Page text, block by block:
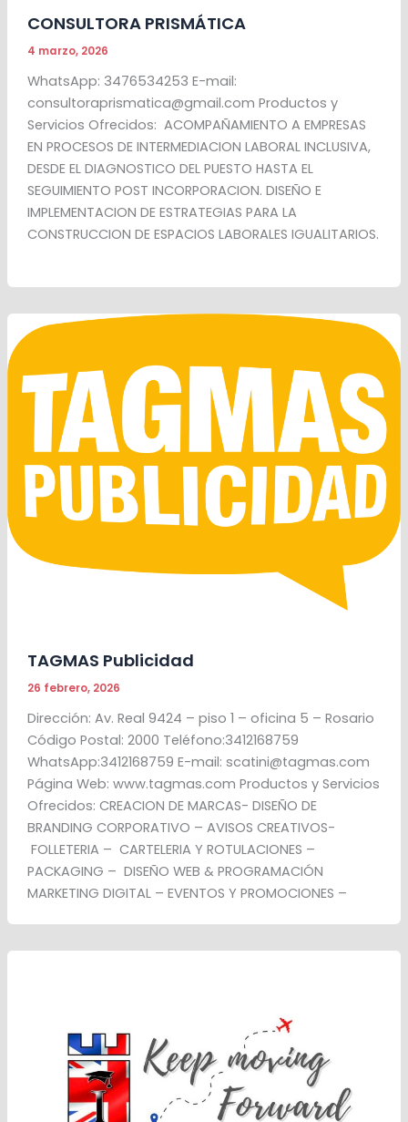
CONSULTORA PRISMÁTICA
4 marzo, 2026
WhatsApp: 3476534253 E-mail:
consultoraprismatica@gmail.com Productos y
Servicios Ofrecidos: ACOMPAÑAMIENTO A EMPRESAS
EN PROCESOS DE INTERMEDIACION LABORAL INCLUSIVA,
DESDE EL DIAGNOSTICO DEL PUESTO HASTA EL
SEGUIMIENTO POST INCORPORACION. DISEÑO E
IMPLEMENTACION DE ESTRATEGIAS PARA LA
CONSTRUCCION DE ESPACIOS LABORALES IGUALITARIOS.
TAGMAS Publicidad
26 febrero, 2026
Dirección: Av. Real 9424 – piso 1 – oficina 5 – Rosario
Código Postal: 2000 Teléfono:3412168759
WhatsApp:3412168759 E-mail: scatini@tagmas.com
Página Web: www.tagmas.com Productos y Servicios
Ofrecidos: CREACION DE MARCAS- DISEÑO DE
BRANDING CORPORATIVO – AVISOS CREATIVOS-
FOLLETERIA – CARTELERIA Y ROTULACIONES –
PACKAGING – DISEÑO WEB & PROGRAMACIÓN
MARKETING DIGITAL – EVENTOS Y PROMOCIONES –